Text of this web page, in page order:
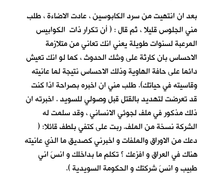
بعد ان انتهيت من سرد الكابوسين ، عادت الاضاءة ، طلب
مني الجلوس قليلا ، ثم قال : ( أن تكرار ذات الكوابيس
المرعبة لسنوات طويلة يعني انك تعاني من متلازمة
الاحساس بان كارثة على وشك الحدوث ، كما لو انك تعيش
دائما على حافة الهاوية وذلك الاحساس نتيجة لما عانيته
وقاسيته في حياتك). طلب مني ان اخبره بصراحة اذا كنت
قد تعرضت لتهديد بالقتل قبل وصولي للسويد . اخبرته ان
ذلك مذكور في ملف لجوئي الانساني ، وقد سلمت له
الشركة نسخة من الملف. ربت على كتفي بلطف قائلا: (
دعك من الاوراق والملفات و اخبرني كصديق ما الذي عانيته
هناك في العراق و افزعك ؟ تكلم ما بداخلك و انسَ اني
طبيب و انسَ شركتك و الحكومة السويدية ).